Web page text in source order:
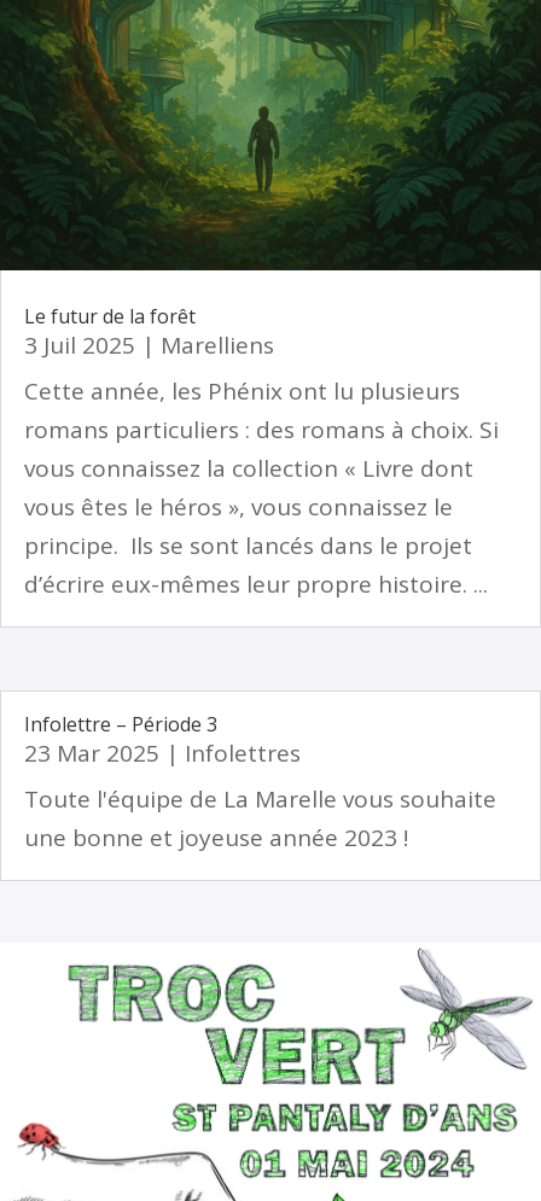
Le futur de la forêt
3 Juil 2025 | Marelliens
Cette année, les Phénix ont lu plusieurs
romans particuliers : des romans à choix. Si
vous connaissez la collection « Livre dont
vous êtes le héros », vous connaissez le
principe. Ils se sont lancés dans le projet
d’écrire eux-mêmes leur propre histoire. ...
Infolettre – Période 3
23 Mar 2025 | Infolettres
Toute l'équipe de La Marelle vous souhaite
une bonne et joyeuse année 2023 !